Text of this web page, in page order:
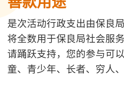
是次活动行政支出由保良
将全数用于保良局社会服
请踊跃支持，您的参与可
童、青少年、长者、穷人